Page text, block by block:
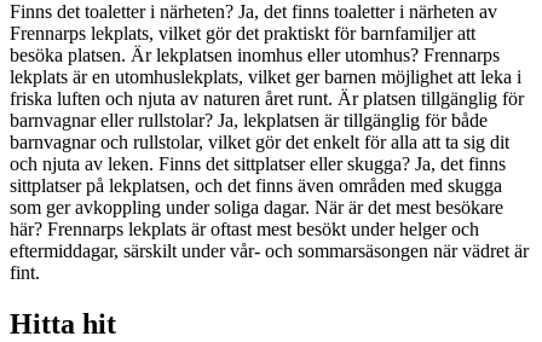
Finns det toaletter i närheten? Ja, det finns toaletter i närheten av
Frennarps lekplats, vilket gör det praktiskt för barnfamiljer att
besöka platsen. Är lekplatsen inomhus eller utomhus? Frennarps
lekplats är en utomhuslekplats, vilket ger barnen möjlighet att leka i
friska luften och njuta av naturen året runt. Är platsen tillgänglig för
barnvagnar eller rullstolar? Ja, lekplatsen är tillgänglig för både
barnvagnar och rullstolar, vilket gör det enkelt för alla att ta sig dit
och njuta av leken. Finns det sittplatser eller skugga? Ja, det finns
sittplatser på lekplatsen, och det finns även områden med skugga
som ger avkoppling under soliga dagar. När är det mest besökare
här? Frennarps lekplats är oftast mest besökt under helger och
eftermiddagar, särskilt under vår- och sommarsäsongen när vädret är
fint.
Hitta hit